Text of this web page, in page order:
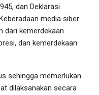
dan Deklarasi
media siber
dari kemerdekaan
dan kemerdekaan
sehingga memerlukan
dilaksanakan secara